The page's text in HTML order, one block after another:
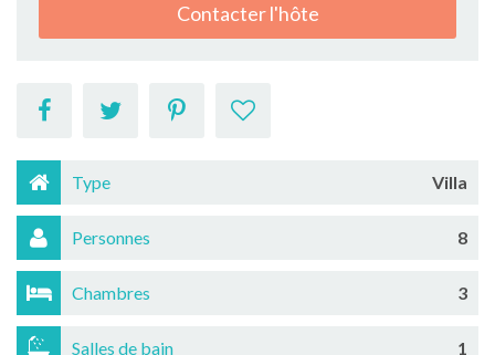
Contacter l'hôte
Type Villa
Personnes 8
Chambres 3
Salles de bain 1